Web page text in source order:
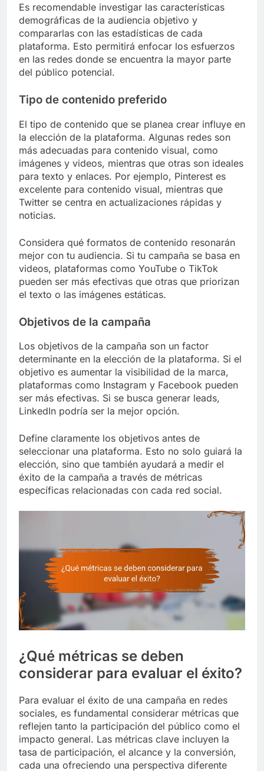
Es recomendable investigar las características
demográficas de la audiencia objetivo y
compararlas con las estadísticas de cada
plataforma. Esto permitirá enfocar los esfuerzos
en las redes donde se encuentra la mayor parte
del público potencial.
Tipo de contenido preferido
El tipo de contenido que se planea crear influye en
la elección de la plataforma. Algunas redes son
más adecuadas para contenido visual, como
imágenes y videos, mientras que otras son ideales
para texto y enlaces. Por ejemplo, Pinterest es
excelente para contenido visual, mientras que
Twitter se centra en actualizaciones rápidas y
noticias.
Considera qué formatos de contenido resonarán
mejor con tu audiencia. Si tu campaña se basa en
videos, plataformas como YouTube o TikTok
pueden ser más efectivas que otras que priorizan
el texto o las imágenes estáticas.
Objetivos de la campaña
Los objetivos de la campaña son un factor
determinante en la elección de la plataforma. Si el
objetivo es aumentar la visibilidad de la marca,
plataformas como Instagram y Facebook pueden
ser más efectivas. Si se busca generar leads,
LinkedIn podría ser la mejor opción.
Define claramente los objetivos antes de
seleccionar una plataforma. Esto no solo guiará la
elección, sino que también ayudará a medir el
éxito de la campaña a través de métricas
específicas relacionadas con cada red social.
¿Qué métricas se deben
considerar para evaluar el éxito?
Para evaluar el éxito de una campaña en redes
sociales, es fundamental considerar métricas que
reflejen tanto la participación del público como el
impacto general. Las métricas clave incluyen la
tasa de participación, el alcance y la conversión,
cada una ofreciendo una perspectiva diferente